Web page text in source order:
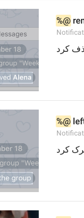
%@
کرد
%@
کرد